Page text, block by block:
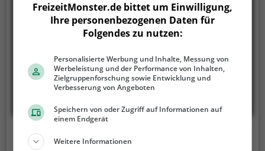
Hallen- und Wellenfreibad Hengersberg
FreizeitMonster.de bittet um Einwilligung,
Ihre personenbezogenen Daten für
Folgendes zu nutzen:
Personalisierte Werbung und Inhalte, Messung von
Werbeleistung und der Performance von Inhalten,
Zielgruppenforschung sowie Entwicklung und
Verbesserung von Angeboten
Speichern von oder Zugriff auf Informationen auf
einem Endgerät
Weitere Informationen